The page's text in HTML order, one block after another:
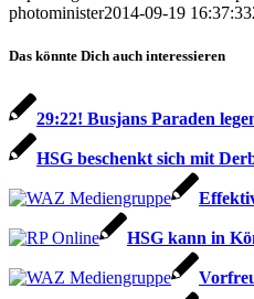
photominister2014-09-19 16:37:33
Das könnte Dich auch interessieren
29:22! Busjans Paraden
HSG beschenkt sich mit
HSG kann in